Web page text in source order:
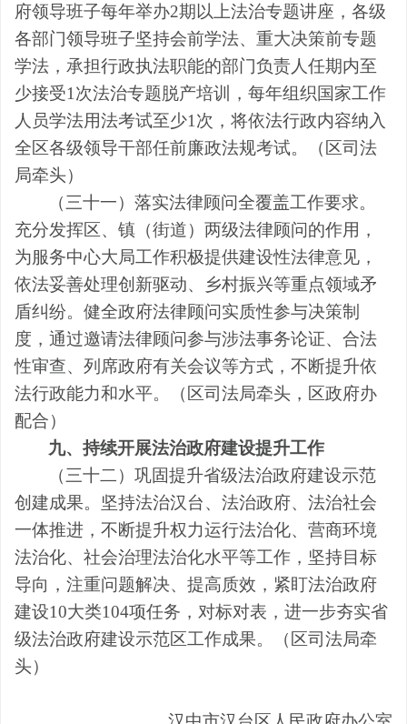
府领导班子每年举办2期以上法治专题讲座 ，各级
各部门领导班子坚持会前学法、重大决策前专题
学法，承担行政执法职能的部门负责人任期内至
少接受1 次法治专题脱产培训，每年组织国家工作
人员学法用法考试至少1 次，将依法行政内容纳入
全 区各级领导干部任前廉政法规考试。 （ 区司法
局牵头）
（三十一）落实法律顾问全覆盖工作要求。
充分发挥 区、 镇 （街道） 两级法律顾问的作用，
为服务中心大局工作积极提供建设性法律意见，
依法妥善处理创新驱动、乡村振兴等重点领域矛
盾纠纷。健全政府法律顾问实质性参与决策制
度，通过邀请法律顾问参与涉法事务论证、合法
性审查、列席政府有关会议等方式，不断提升依
法行政能力和水平。
（区司法局牵头， 区政府办
配合）
九、持续开展法治政府建设提升工作
（三十二）巩固提升省级法治政府建设示范
创建成果。 坚持法治汉台、法治政府、法治社会
一体推进，不断提升权力运行法治化、营商环境
法治化、社会治理法治化水平等工作，坚持目标
导向，注重问题解决、提高质效，紧盯法治政府
建设10大类104项任务，对标对表， 进一步夯实省
级法治政府建设示范区工作成果。 （ 区司法局牵
头）